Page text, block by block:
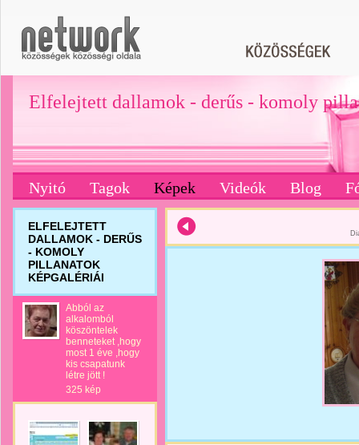
Elfelejtett dallamok - derűs - komoly
Nyitó Tagok Képek Videók Blog
ELFELEJTETT
DALLAMOK - DERŰS
- KOMOLY
PILLANATOK
KÉPGALÉRIÁI
Abból az
alkalomból
köszöntelek
benneteket ,hogy
most 1 éve ,hogy
kis csapatunk
létre jött !
325 kép